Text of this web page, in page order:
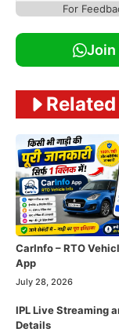
For
Join
CarInfo – RTO
App
July 28, 2026
IPL Live Streaming
Details